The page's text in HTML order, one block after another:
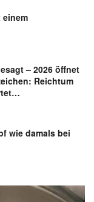
einem
– 2026 öffnet
Reichtum
wie damals bei